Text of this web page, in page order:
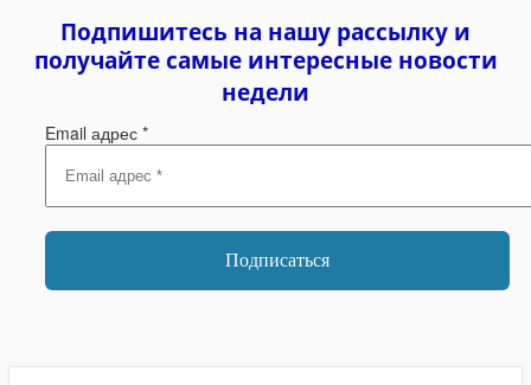
Подпишитесь на нашу рассылку и
получайте самые интересные новости
недели
Email адрес *